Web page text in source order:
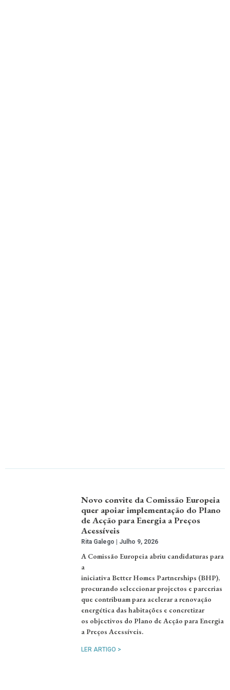
Novo convite da Comissão Europeia
quer apoiar implementação do Plano
de Acção para Energia a Preços
Acessíveis
Rita Galego Julho 9, 2026
A Comissão Europeia abriu candidaturas para
a
iniciativa Better Homes Partnerships (BHP),
procurando seleccionar projectos e parcerias
que contribuam para acelerar a renovação
energética das habitações e concretizar
os objectivos do Plano de Acção para Energia
a Preços Acessíveis.
LER ARTIGO >